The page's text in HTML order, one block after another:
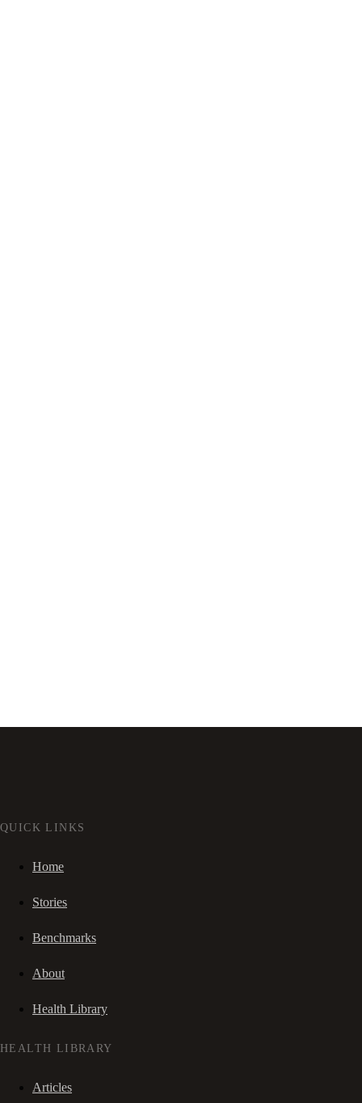
QUICK LINKS
Home
Stories
Benchmarks
About
Health Library
HEALTH LIBRARY
Articles